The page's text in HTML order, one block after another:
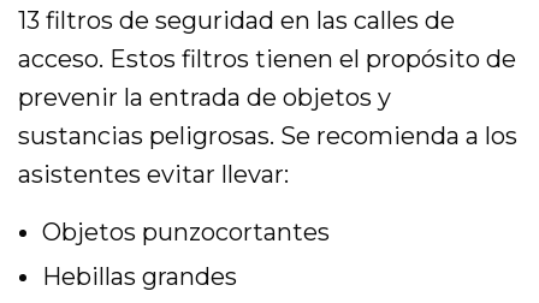
13 filtros de seguridad en las calles de
acceso. Estos filtros tienen el propósito de
prevenir la entrada de objetos y
sustancias peligrosas. Se recomienda a los
asistentes evitar llevar:
Objetos punzocortantes
Hebillas grandes